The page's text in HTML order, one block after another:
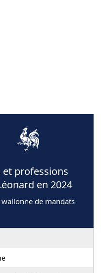
professions
en 2024
de mandats